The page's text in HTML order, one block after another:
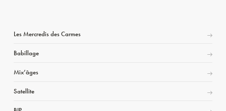
Les Mercredis des Carmes
Babillage
Mix’âges
Satellite